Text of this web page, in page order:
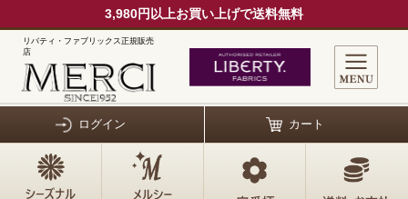
3,980円以上お買い上げで送料無料
リバティ・ファブリックス正規販売
店
ログイン カート